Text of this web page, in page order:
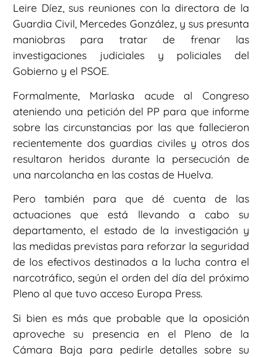
Leire Díez, sus reuniones con la directora de la
Guardia Civil, Mercedes González, y sus presunta
maniobras para tratar de frenar las
investigaciones judiciales y policiales del
Gobierno y el PSOE.
Formalmente, Marlaska acude al Congreso
ateniendo una petición del PP para que informe
sobre las circunstancias por las que fallecieron
recientemente dos guardias civiles y otros dos
resultaron heridos durante la persecución de
una narcolancha en las costas de Huelva.
Pero también para que dé cuenta de las
actuaciones que está llevando a cabo su
departamento, el estado de la investigación y
las medidas previstas para reforzar la seguridad
de los efectivos destinados a la lucha contra el
narcotráfico, según el orden del día del próximo
Pleno al que tuvo acceso Europa Press.
Si bien es más que probable que la oposición
aproveche su presencia en el Pleno de la
Cámara Baja para pedirle detalles sobre su